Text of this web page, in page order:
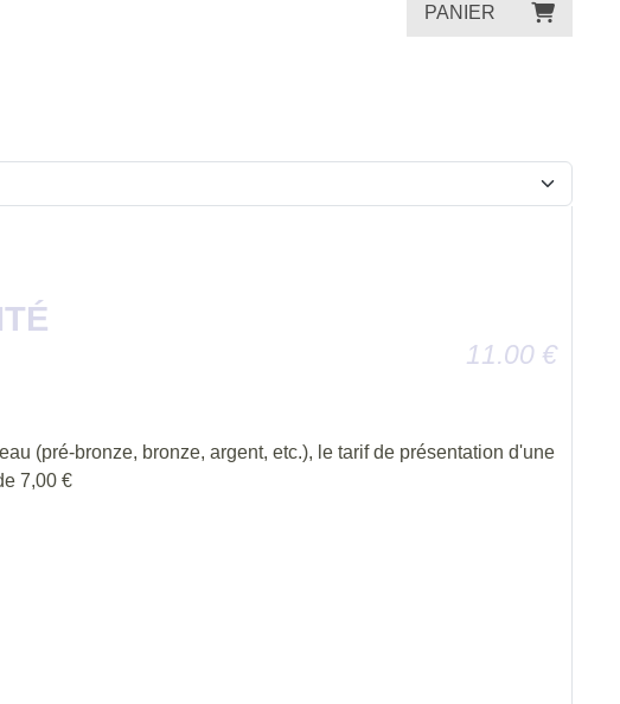
PANIER
11.00 €
(pré-bronze, bronze, argent, etc.), le tarif de présentation d'une
7,00 €